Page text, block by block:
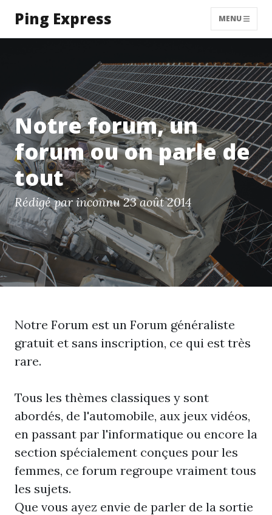
Ping Express MENU
Notre forum, un
forum ou on parle de
tout
Rédigé par inconnu23 août 2014
Notre Forum est un Forum généraliste
gratuit et sans inscription, ce qui est très
rare.
Tous les thèmes classiques y sont
abordés, de l'automobile, aux jeux vidéos,
en passant par l'informatique ou encore la
section spécialement conçues pour les
femmes, ce forum regroupe vraiment tous
les sujets.
Que vous ayez envie de parler de la sortie